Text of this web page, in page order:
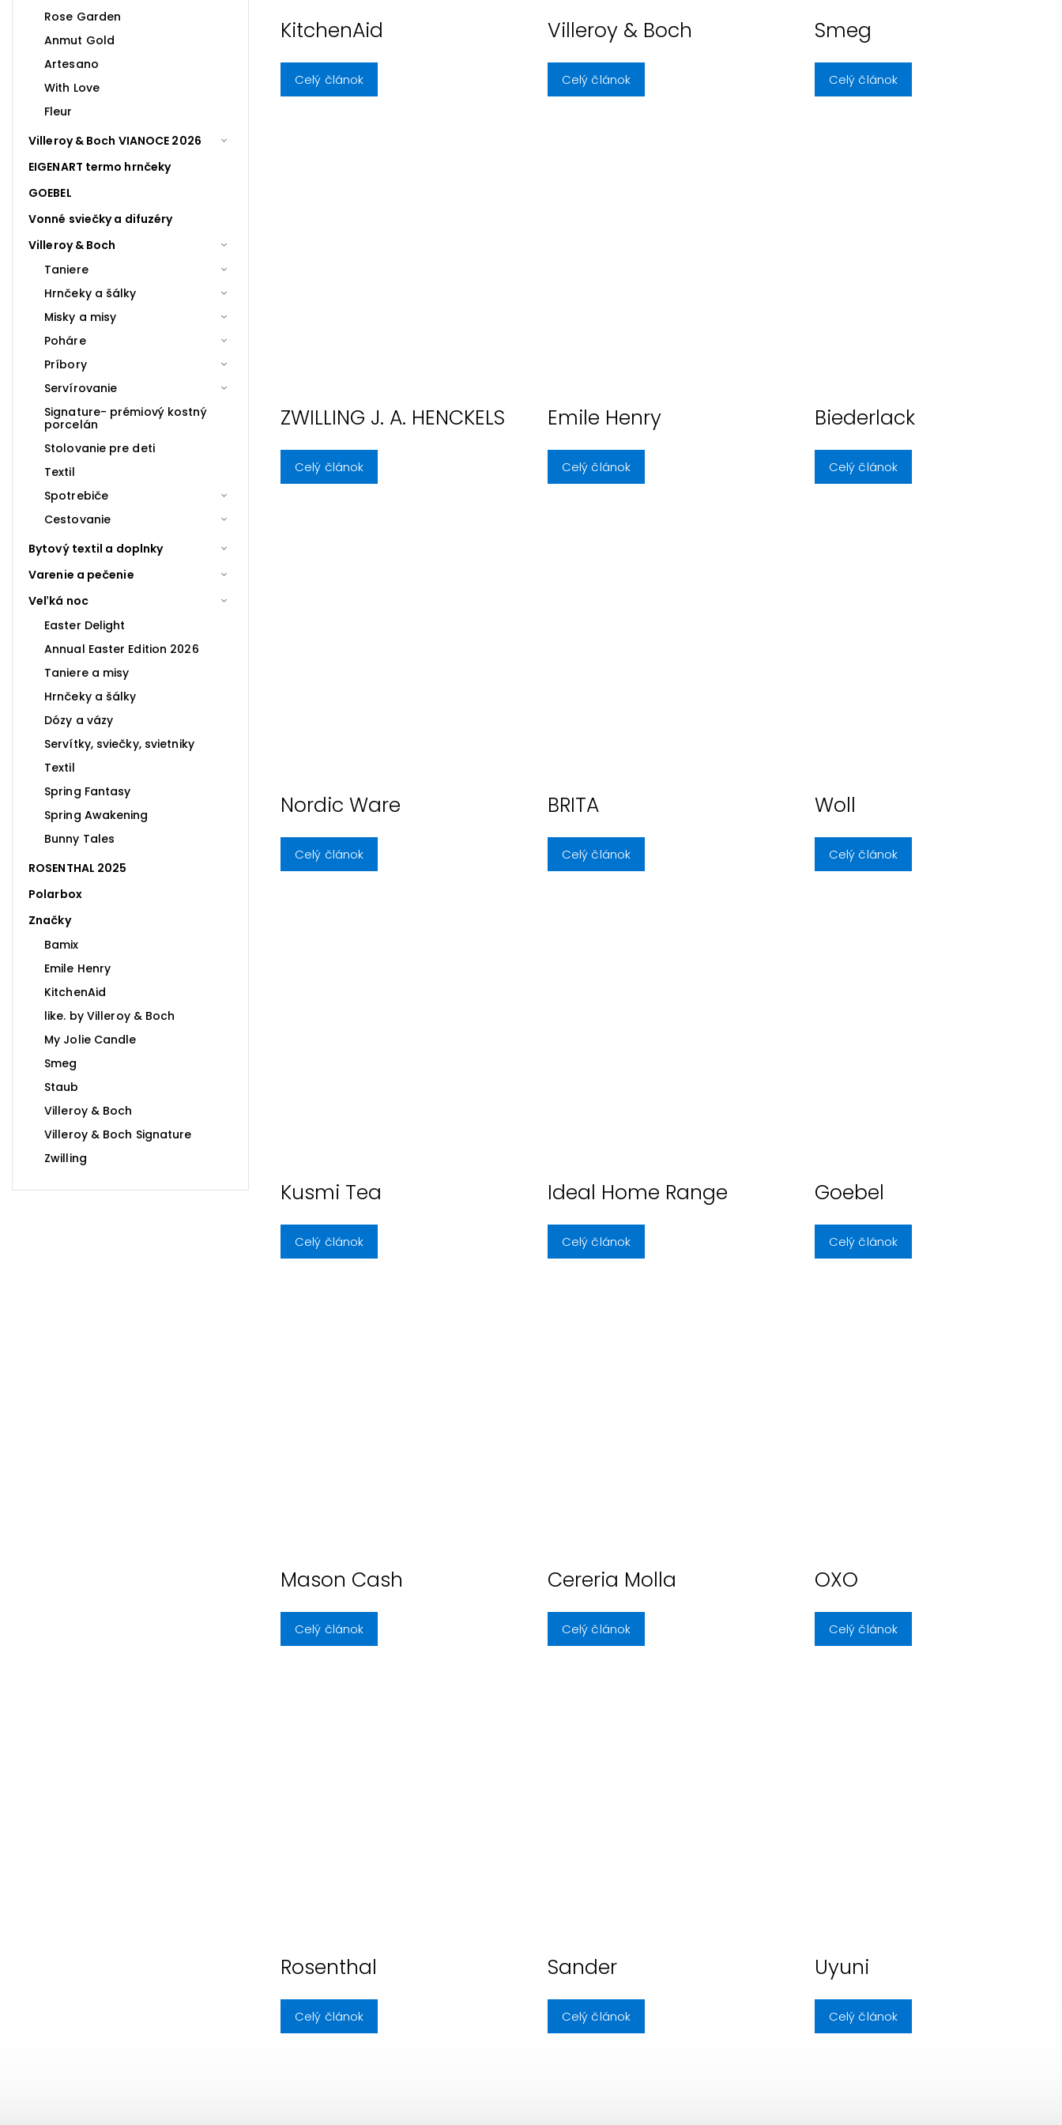
Rose Garden
Anmut Gold
Artesano
With Love
Fleur
Villeroy & Boch VIANOCE 2026
EIGENART termo hrnčeky
GOEBEL
Vonné sviečky a difuzéry
Villeroy & Boch
Taniere
Hrnčeky a šálky
Misky a misy
Poháre
Príbory
Servírovanie
Signature- prémiový kostný
porcelán
Stolovanie pre deti
Textil
Spotrebiče
Cestovanie
Bytový textil a doplnky
Varenie a pečenie
Veľká noc
Easter Delight
Annual Easter Edition 2026
Taniere a misy
Hrnčeky a šálky
Dózy a vázy
Servítky, sviečky, svietniky
Textil
Spring Fantasy
Spring Awakening
Bunny Tales
ROSENTHAL 2025
Polarbox
Značky
Bamix
Emile Henry
KitchenAid
like. by Villeroy & Boch
My Jolie Candle
Smeg
Staub
Villeroy & Boch
Villeroy & Boch Signature
Zwilling
KitchenAid
Celý článok
Villeroy & Boch
Celý článok
Smeg
Celý článok
ZWILLING J. A. HENCKELS
Celý článok
Emile Henry
Celý článok
Biederlack
Celý článok
Nordic Ware
Celý článok
BRITA
Celý článok
Woll
Celý článok
Kusmi Tea
Celý článok
Ideal Home Range
Celý článok
Goebel
Celý článok
Mason Cash
Celý článok
Cereria Molla
Celý článok
OXO
Celý článok
Rosenthal
Celý článok
Sander
Celý článok
Uyuni
Celý článok